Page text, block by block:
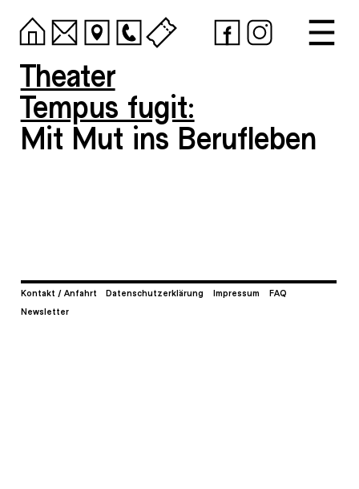
Theater
Tempus fugit:
Mit Mut ins Berufleben
Kontakt / Anfahrt Datenschutzerklärung Impressum
FAQ
Newsletter